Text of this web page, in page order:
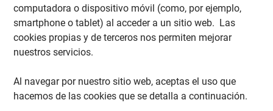
computadora o dispositivo móvil (como, por ejemplo,
smartphone o tablet) al acceder a un sitio web. Las
cookies propias y de terceros nos permiten mejorar
nuestros servicios.
Al navegar por nuestro sitio web, aceptas el uso que
hacemos de las cookies que se detalla a continuación.